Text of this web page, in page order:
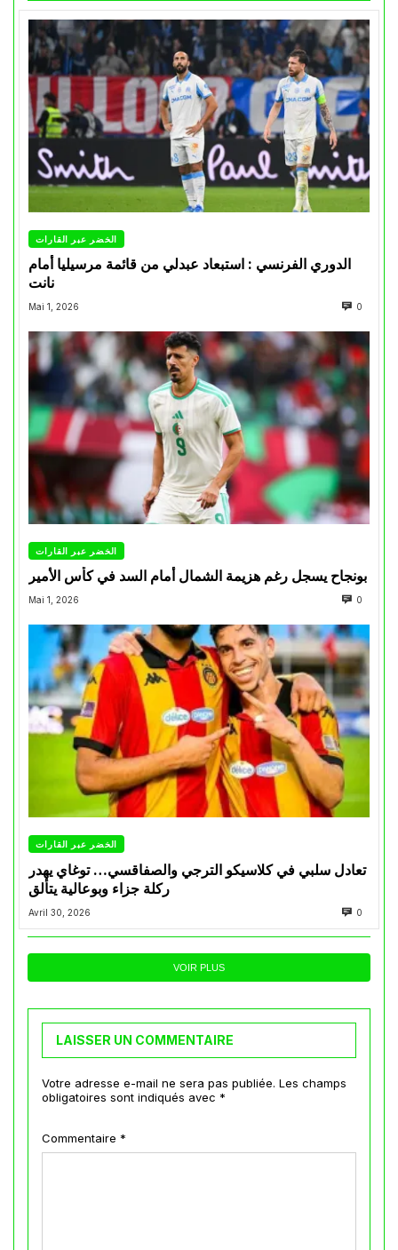
الخضر عبر القارات
الدوري الفرنسي : استبعاد عبدلي من قائمة مرسيليا أمام
نانت
Mai 1, 2026 0
الخضر عبر القارات
بونجاح يسجل رغم هزيمة الشمال أمام السد في كأس الأمير
Mai 1, 2026 0
الخضر عبر القارات
تعادل سلبي في كلاسيكو الترجي والصفاقسي… توغاي يهدر
ركلة جزاء وبوعالية يتألق
Avril 30, 2026 0
VOIR PLUS
LAISSER UN COMMENTAIRE
Votre adresse e-mail ne sera pas publiée. Les champs
obligatoires sont indiqués avec *
Commentaire *